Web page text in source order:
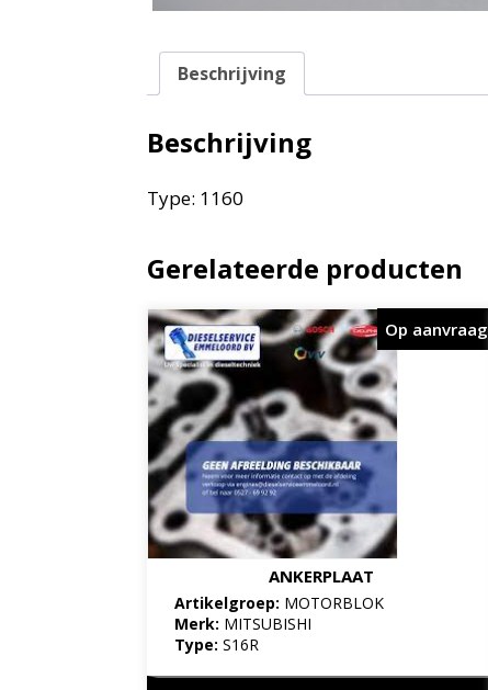
Beschrijving
Beschrijving
Type: 1160
Gerelateerde producten
ANKERPLAAT
Artikelgroep: MOTORBLOK
Merk: MITSUBISHI
Type: S16R
Op aanvraag